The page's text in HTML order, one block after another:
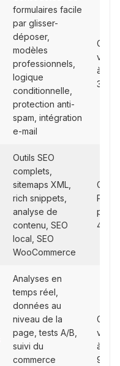
formulaires facile
par glisser-
déposer,
modèles
professionnels,
logique
conditionnelle,
protection anti-
spam, intégration
e-mail
à
Outils SEO
complets,
sitemaps XML,
rich snippets,
analyse de
contenu, SEO
local, SEO
WooCommerce
partir
Analyses en
temps réel,
données au
niveau de la
page, tests A/B,
suivi du
commerce
à